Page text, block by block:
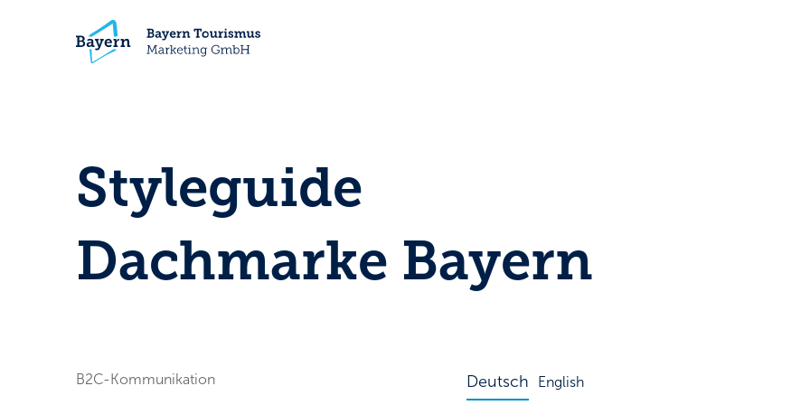
Styleguide
Dachmarke Bayern
B2C-Kommunikation Deutsch English